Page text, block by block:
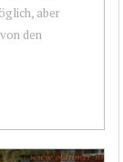
aber
den